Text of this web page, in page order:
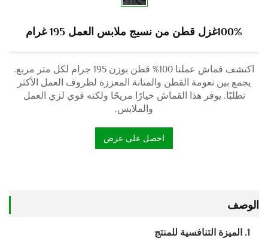
100%غزل قطن من نسيج ملابس العمل 195 غرام
اكتشف قماش عملنا 100% قطن بوزن 195 جرام لكل متر مربع.
يجمع بين نعومة القطن والمتانة المعززة لظروف العمل الأكثر
تطلبًا. يوفر هذا القماش خيارًا مريحًا ولكنه قوي لزي العمل
والملابس.
احصل على عرض
الوصف
1. الميزة التنافسية للمنتج